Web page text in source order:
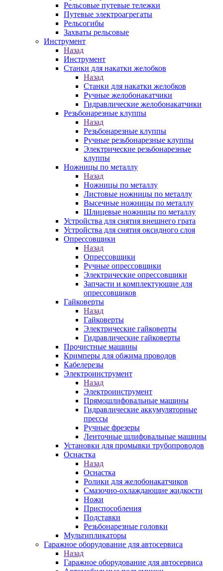
Рельсовые путевые тележки
Путевые электроагрегаты
Рельсогибы
Захваты рельсовые
Инструмент
Назад
Инструмент
Станки для накатки желобков
Назад
Станки для накатки желобков
Ручные желобонакатчики
Гидравлические желобонакатчики
Резьбонарезные клуппы
Назад
Резьбонарезные клуппы
Ручные резьбонарезные клуппы
Электрические резьбонарезные
клуппы
Ножницы по металлу
Назад
Ножницы по металлу
Листовые ножницы по металлу
Высечные ножницы по металлу
Шлицевые ножницы по металлу
Устройства для снятия внешнего грата
Устройства для снятия оксидного слоя
Опрессовщики
Назад
Опрессовщики
Ручные опрессовщики
Электрические опрессовщики
Запчасти и комплектующие для
опрессовщиков
Гайковерты
Назад
Гайковерты
Электрические гайковерты
Гидравлические гайковерты
Прочистные машины
Кримперы для обжима проводов
Кабелерезы
Электроинструмент
Назад
Электроинструмент
Прямошлифовальные машины
Гидравлические аккумуляторные
прессы
Ручные фрезеры
Ленточные шлифовальные машины
Установки для промывки трубопроводов
Оснастка
Назад
Оснастка
Ролики для желобонакатчиков
Смазочно-охлаждающие жидкости
Ножи
Приспособления
Подставки
Резьбонарезные головки
Мультипликаторы
Гаражное оборудование для автосервиса
Назад
Гаражное оборудование для автосервиса